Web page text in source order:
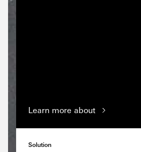
Learn more about
Solution